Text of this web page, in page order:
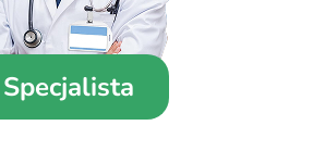
Specjalista